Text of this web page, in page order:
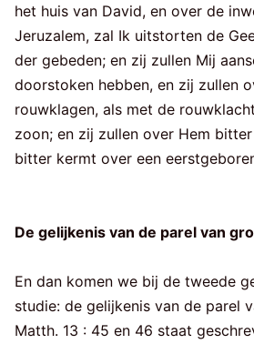
het huis van David, en over de
Jeruzalem, zal Ik uitstorten de
der gebeden; en zij zullen Mij
doorstoken hebben, en zij zullen
rouwklagen, als met de
zoon; en zij zullen over Hem
bitter kermt over een
De gelijkenis van de parel van
En dan komen we bij de tweede
studie: de gelijkenis van de parel
Matth. 13 : 45 en 46 staat